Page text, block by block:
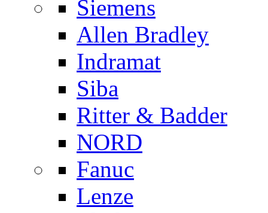
Siemens
Allen Bradley
Indramat
Siba
Ritter & Badder
NORD
Fanuc
Lenze